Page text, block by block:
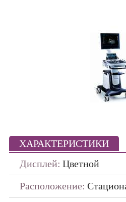
ДАТЧИКИ
ХАРАКТЕРИСТИКИ
Дисплей: Цветной
Расположение: